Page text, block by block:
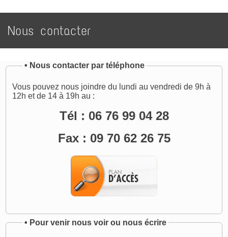
Nous contacter
• Nous contacter par téléphone
Vous pouvez nous joindre du lundi au vendredi de 9h à
12h et de 14 à 19h au :
Tél : 06 76 99 04 28
Fax : 09 70 62 26 75
• Pour venir nous voir ou nous écrire